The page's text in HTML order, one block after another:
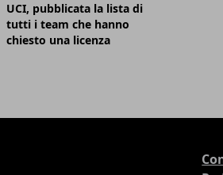
UCI, pubblicata la lista di
tutti i team che hanno
chiesto una licenza